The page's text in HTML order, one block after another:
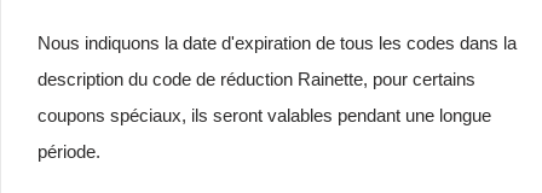
Nous indiquons la date d'expiration de tous les codes dans la
description du code de réduction Rainette, pour certains
coupons spéciaux, ils seront valables pendant une longue
période.